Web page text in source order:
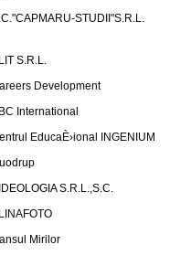
STUDII"S.R.L.
S.R.L.
Development
International
EducaÈ›ional INGENIUM
S.R.L.,S.C.
Mirilor